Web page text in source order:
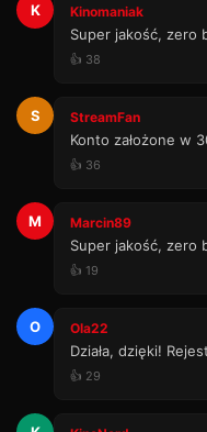
K Kinomaniak
Super jakość, zero
👍 38
S StreamFan
Konto założone w
👍 36
M Marcin89
Super jakość, zero
👍 19
O Ola22
Działa, dzięki!
👍 29